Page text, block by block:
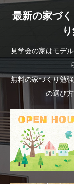
最新の家づ
見学会の家はモデ
無料の家づくり勉
の選び